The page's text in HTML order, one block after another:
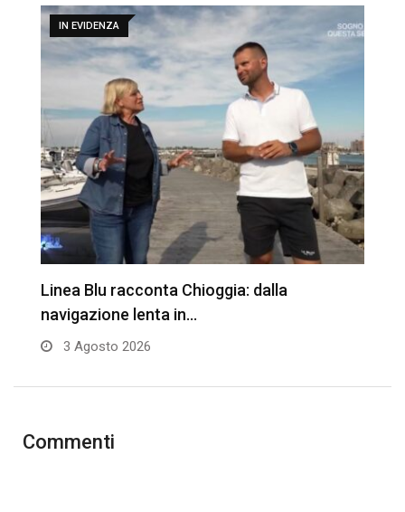
IN EVIDENZA
Linea Blu racconta Chioggia: dalla
navigazione lenta in…
3 Agosto 2026
Commenti